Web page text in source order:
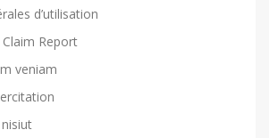
d’utilisation
Report
veniam